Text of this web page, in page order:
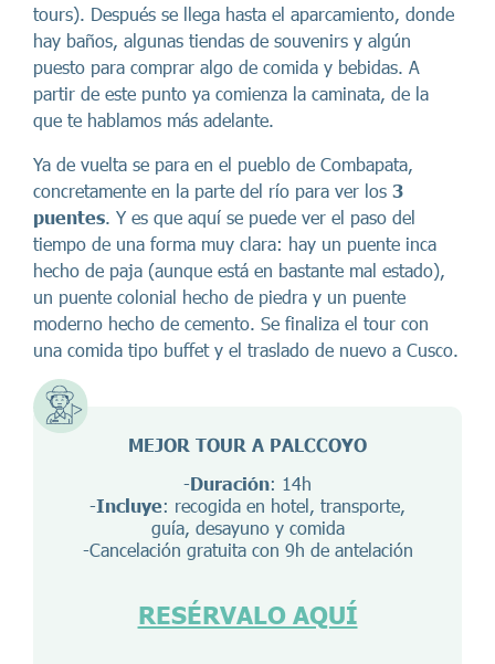
tours). Después se llega hasta el aparcamiento, donde
hay baños, algunas tiendas de souvenirs y algún
puesto para comprar algo de comida y bebidas. A
partir de este punto ya comienza la caminata, de la
que te hablamos más adelante.
Ya de vuelta se para en el pueblo de Combapata,
concretamente en la parte del río para ver los 3
puentes. Y es que aquí se puede ver el paso del
tiempo de una forma muy clara: hay un puente inca
hecho de paja (aunque está en bastante mal estado),
un puente colonial hecho de piedra y un puente
moderno hecho de cemento. Se finaliza el tour con
una comida tipo buffet y el traslado de nuevo a Cusco.
MEJOR TOUR A PALCCOYO
-Duración: 14h
-Incluye: recogida en hotel, transporte,
guía, desayuno y comida
-Cancelación gratuita con 9h de antelación
RESÉRVALO AQUÍ